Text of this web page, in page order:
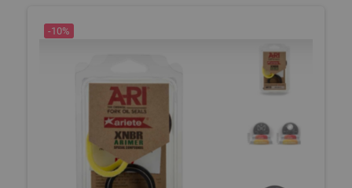
-10%